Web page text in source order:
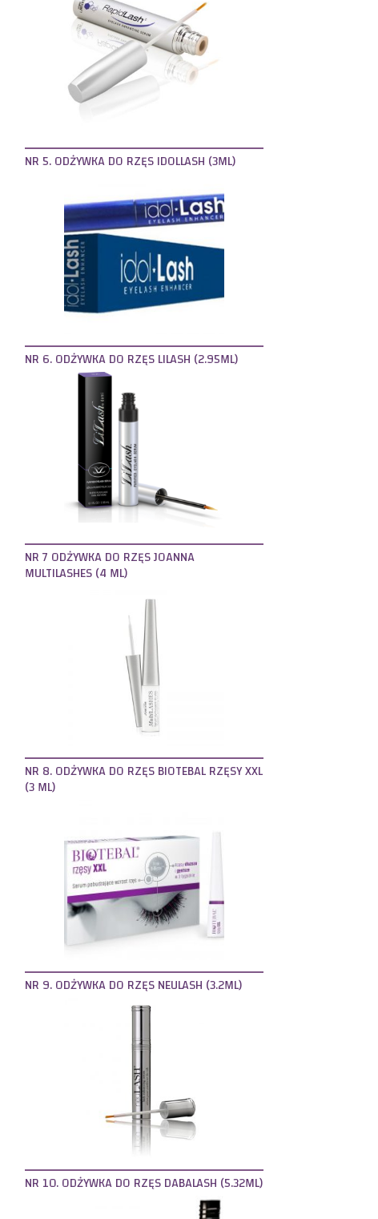
NR 5. ODŻYWKA DO RZĘS IDOLLASH (3ML)
NR 6. ODŻYWKA DO RZĘS LILASH (2.95ML)
NR 7 ODŻYWKA DO RZĘS JOANNA
MULTILASHES (4 ML)
NR 8. ODŻYWKA DO RZĘS BIOTEBAL RZĘSY XXL
(3 ML)
NR 9. ODŻYWKA DO RZĘS NEULASH (3.2ML)
NR 10. ODŻYWKA DO RZĘS DABALASH (5.32ML)